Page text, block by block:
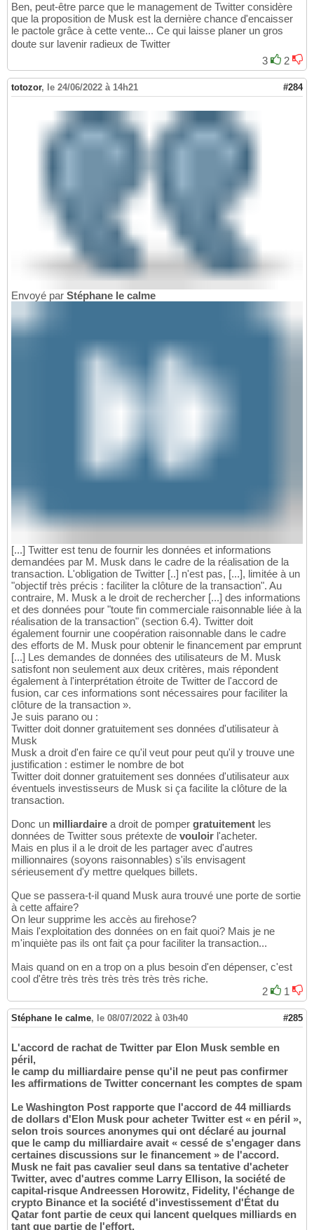
Ben, peut-être parce que le management de Twitter considère
que la proposition de Musk est la dernière chance d'encaisser
le pactole grâce à cette vente... Ce qui laisse planer un gros
doute sur lavenir radieux de Twitter
3
2
totozor, le 24/06/2022 à 14h21 #284
Envoyé par Stéphane le calme
[...] Twitter est tenu de fournir les données et informations
demandées par M. Musk dans le cadre de la réalisation de la
transaction. L'obligation de Twitter [..] n'est pas, [...], limitée à un
"objectif très précis : faciliter la clôture de la transaction". Au
contraire, M. Musk a le droit de rechercher [...] des informations
et des données pour "toute fin commerciale raisonnable liée à la
réalisation de la transaction" (section 6.4). Twitter doit
également fournir une coopération raisonnable dans le cadre
des efforts de M. Musk pour obtenir le financement par emprunt
[...] Les demandes de données des utilisateurs de M. Musk
satisfont non seulement aux deux critères, mais répondent
également à l'interprétation étroite de Twitter de l'accord de
fusion, car ces informations sont nécessaires pour faciliter la
clôture de la transaction ».
Je suis parano ou :
Twitter doit donner gratuitement ses données d'utilisateur à
Musk
Musk a droit d'en faire ce qu'il veut pour peut qu'il y trouve une
justification : estimer le nombre de bot
Twitter doit donner gratuitement ses données d'utilisateur aux
éventuels investisseurs de Musk si ça facilite la clôture de la
transaction.
Donc un milliardaire a droit de pomper gratuitement les
données de Twitter sous prétexte de vouloir l'acheter.
Mais en plus il a le droit de les partager avec d'autres
millionnaires (soyons raisonnables) s'ils envisagent
sérieusement d'y mettre quelques billets.
Que se passera-t-il quand Musk aura trouvé une porte de sortie
à cette affaire?
On leur supprime les accès au firehose?
Mais l'exploitation des données on en fait quoi? Mais je ne
m'inquiète pas ils ont fait ça pour faciliter la transaction...
Mais quand on en a trop on a plus besoin d'en dépenser, c'est
cool d'être très très très très très très riche.
2
1
Stéphane le calme, le 08/07/2022 à 03h40 #285
L'accord de rachat de Twitter par Elon Musk semble en
péril,
le camp du milliardaire pense qu'il ne peut pas confirmer
les affirmations de Twitter concernant les comptes de spam
Le Washington Post rapporte que l'accord de 44 milliards
de dollars d'Elon Musk pour acheter Twitter est « en péril »,
selon trois sources anonymes qui ont déclaré au journal
que le camp du milliardaire avait « cessé de s'engager dans
certaines discussions sur le financement » de l'accord.
Musk ne fait pas cavalier seul dans sa tentative d'acheter
Twitter, avec d'autres comme Larry Ellison, la société de
capital-risque Andreessen Horowitz, Fidelity, l'échange de
crypto Binance et la société d'investissement d'État du
Qatar font partie de ceux qui lancent quelques milliards en
tant que partie de l'effort.